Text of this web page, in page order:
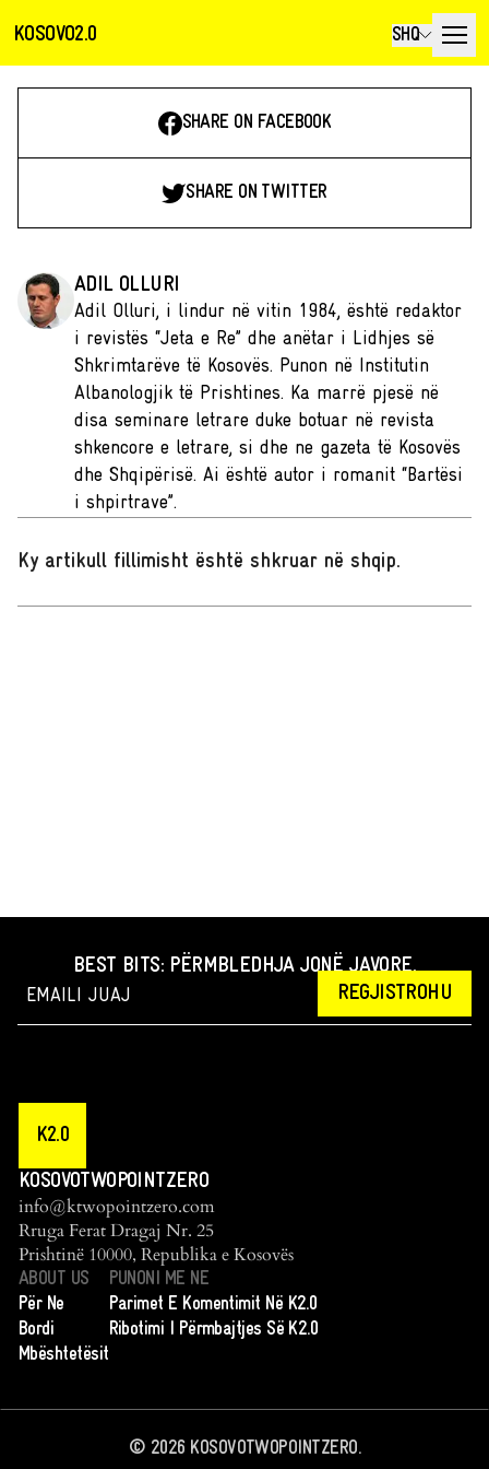
KOSOVO2.0 SHQ
SHARE ON FACEBOOK
SHARE ON TWITTER
ADIL OLLURI
Adil Olluri, i lindur në vitin 1984, është redaktor
i revistës “Jeta e Re” dhe anëtar i Lidhjes së
Shkrimtarëve të Kosovës. Punon në Institutin
Albanologjik të Prishtines. Ka marrë pjesë në
disa seminare letrare duke botuar në revista
shkencore e letrare, si dhe ne gazeta të Kosovës
dhe Shqipërisë. Ai është autor i romanit “Bartësi
i shpirtrave”.
Ky artikull fillimisht është shkruar në shqip.
BEST BITS: PËRMBLEDHJA JONË JAVORE.
REGJISTROHU
K2.0
KOSOVOTWOPOINTZERO
info@ktwopointzero.com
Rruga Ferat Dragaj Nr. 25
Prishtinë 10000, Republika e Kosovës
ABOUT US
Për Ne
Bordi
Mbështetësit
PUNONI ME NE
Parimet E Komentimit Në K2.0
Ribotimi I Përmbajtjes Së K2.0
© 2026KOSOVOTWOPOINTZERO.